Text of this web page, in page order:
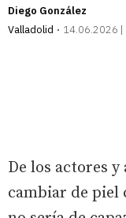
Diego González
Valladolid
14.06.2026 |
De los actores
cambiar de piel